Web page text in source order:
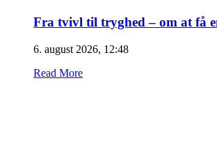
Fra tvivl til tryghed – om at få
6. august 2026, 12:48
Read More